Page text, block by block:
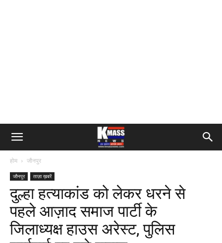
होम जौनपुर
जौनपुर ताज़ा ख़बरें
दुल्हा हत्याकांड को लेकर धरने से
पहले आज़ाद समाज पार्टी के
जिलाध्यक्ष हाउस अरेस्ट, पुलिस